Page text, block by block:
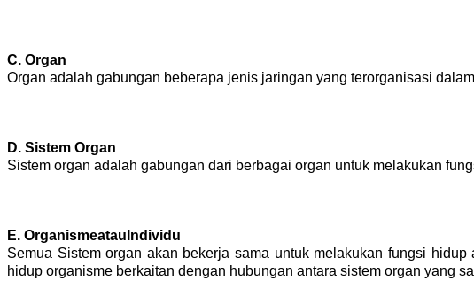
C. Organ
Organ adalah gabungan beberapa jenis jaringan yang terorganisasi
D. Sistem Organ
Sistem organ adalah gabungan dari berbagai organ untuk melakukan
E. OrganismeatauIndividu
Semua Sistem organ akan bekerja sama untuk melakukan fungsi
hidup organisme berkaitan dengan hubungan antara sistem organ yang